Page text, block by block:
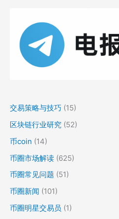
交易策略与技巧 (15)
区块链行业研究 (52)
币coin (14)
币圈市场解读 (625)
币圈常见问题 (51)
币圈新闻 (101)
币圈明星交易员 (1)